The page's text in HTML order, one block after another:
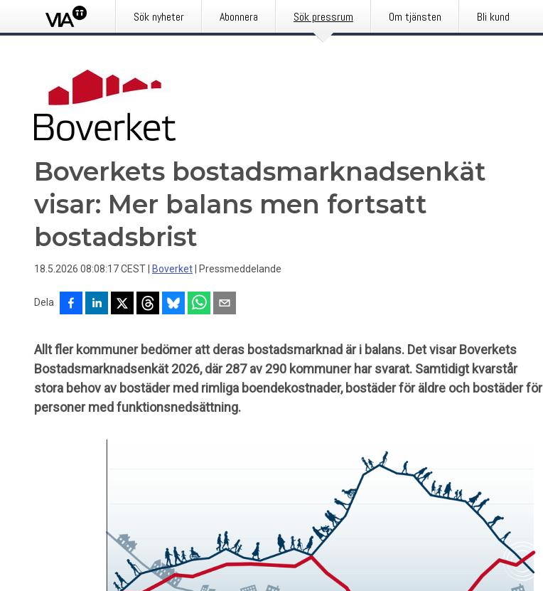
Sök nyheter Abonnera Sök pressrum Om tjänsten Bli kund
Boverkets bostadsmarknadsenkät
visar: Mer balans men fortsatt
bostadsbrist
18.5.2026 08:08:17 CEST Boverket Pressmeddelande
Dela
Allt fler kommuner bedömer att deras bostadsmarknad är i balans. Det visar Boverkets
Bostadsmarknadsenkät 2026, där 287 av 290 kommuner har svarat. Samtidigt kvarstår
stora behov av bostäder med rimliga boendekostnader, bostäder för äldre och bostäder för
personer med funktionsnedsättning.